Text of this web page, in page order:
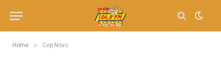
Home » Cep Novo